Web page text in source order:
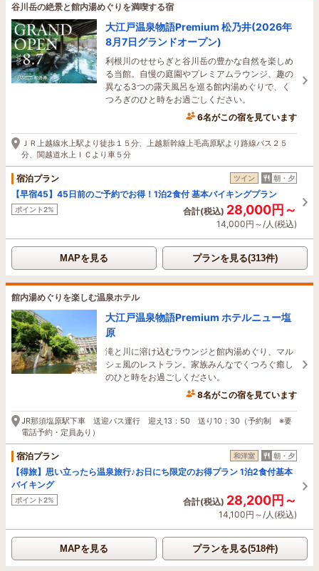
谷川岳の絶景と館内湯めぐりを満喫する宿
大江戸温泉物語Premium 松乃井(2026年
8月7日グランドオープン)
利根川のせせらぎと谷川岳の豊かな自然を楽しめ
る当館。自慢の庭園やプレミアムラウンジ、趣の
異なる3つの露天風呂を巡る館内湯めぐりで、く
つろぎのひと時をお過ごしください。
6名がこの宿を見ています
10分前に予約されました
ＪＲ上越線水上駅より徒歩１５分、上越新幹線上毛高原駅より路線バス２５
分、関越道水上ＩＣより車５分
宿泊プラン ツイン 朝・夕
【早宿45】45日前のご予約でお得！1泊2食付 基本バイキングプラン
ポイント2% 合計(税込) 28,000円～
14,000円～/人(税込)
MAPを見る プランを見る(313件)
館内湯めぐりを楽しむ温泉ホテル
大江戸温泉物語Premium ホテルニュー塩
原
滝と川に溶け込むラウンジと館内湯めぐり、マル
シェ風のレストラン。家族みんなでくつろぐ癒し
のひと時をお過ごしください。
8名がこの宿を見ています
18分前に予約されました
JR那須塩原駅下車 送迎バス運行 迎え13：50 送り10：30（予約制 ※要
電話予約・定員あり）
宿泊プラン 和洋室 朝・夕
【得旅】思い立ったら温泉旅行♪お日にち限定のお得プラン 1泊2食付基本
バイキング
ポイント2% 合計(税込) 28,200円～
14,100円～/人(税込)
MAPを見る プランを見る(518件)